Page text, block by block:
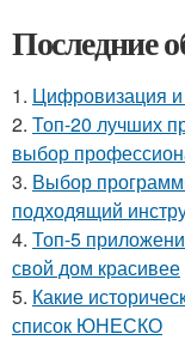
Последние
1. Цифровизация
2. Топ-20 лучших
выбор
3. Выбор
подходящий
4. Топ-5
свой дом красивее
5. Какие
список ЮНЕСКО